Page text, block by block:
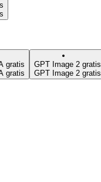
gratis
gratis
GPT Image 2 gratis
GPT Image 2 gratis